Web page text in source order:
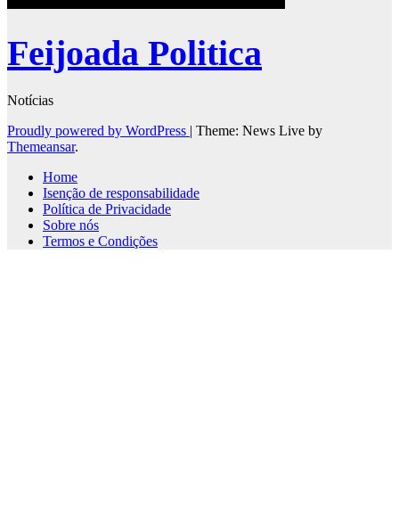
Feijoada Politica
Notícias
Proudly powered by WordPress | Theme: News Live by
Themeansar.
Home
Isenção de responsabilidade
Política de Privacidade
Sobre nós
Termos e Condições